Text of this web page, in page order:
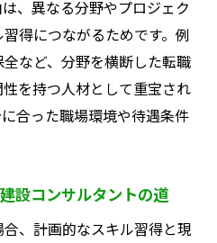
サルタントとして働く心
、異なる分野やプロジェク
得につながるためです。例
など、分野を横断した転職
を持つ人材として重宝され
合った職場環境や待遇条件
設コンサルタントの道
、計画的なスキル習得と現